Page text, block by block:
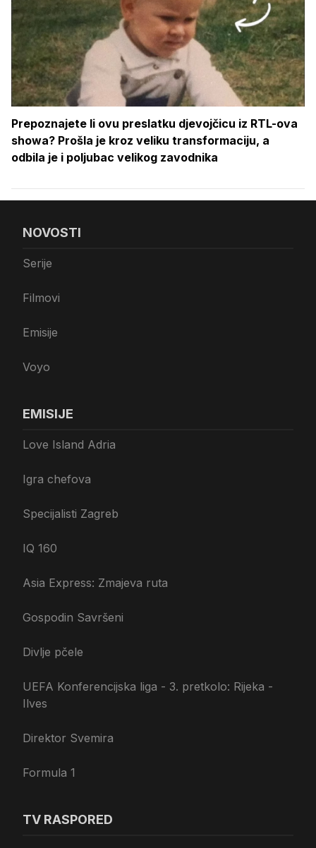
Prepoznajete li ovu preslatku djevojčicu iz RTL-ova
showa? Prošla je kroz veliku transformaciju, a
odbila je i poljubac velikog zavodnika
NOVOSTI
Serije
Filmovi
Emisije
Voyo
EMISIJE
Love Island Adria
Igra chefova
Specijalisti Zagreb
IQ 160
Asia Express: Zmajeva ruta
Gospodin Savršeni
Divlje pčele
UEFA Konferencijska liga - 3. pretkolo: Rijeka -
Ilves
Direktor Svemira
Formula 1
TV RASPORED